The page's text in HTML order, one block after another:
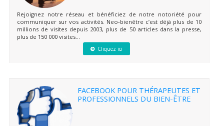
Rejoignez notre réseau et bénéficiez de notre notoriété pour
communiquer sur vos activités. Neo-bienêtre c’est déjà plus de 10
millions de visites depuis 2003, plus de 50 articles dans la presse,
plus de 150 000 visites...
Cliquez ici
FACEBOOK POUR THÉRAPEUTES ET
PROFESSIONNELS DU BIEN-ÊTRE